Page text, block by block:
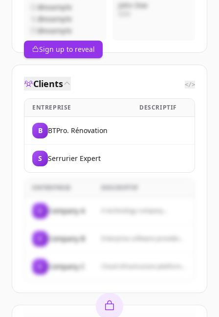
@example
@example
@example
John Doe
Sign up to reveal
Clients </>
ENTREPRISE DESCRIPTIF
B BTPro. Rénovation
S Serrurier Expert
Company A A technology company...
Company B
Company C